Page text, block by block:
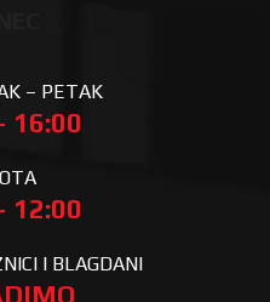
– PETAK
16:00
12:00
I BLAGDANI